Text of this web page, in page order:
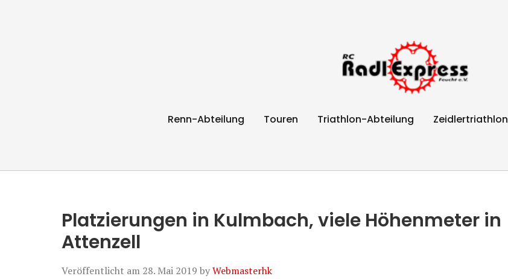
RC Radl Express Feucht e.V.
Renn-Abteilung Touren Triathlon-Abteilung Zeidlertriathlon
Platzierungen in Kulmbach, viele Höhenmeter in
Attenzell
Veröffentlicht am 28. Mai 2019 byWebmasterhk